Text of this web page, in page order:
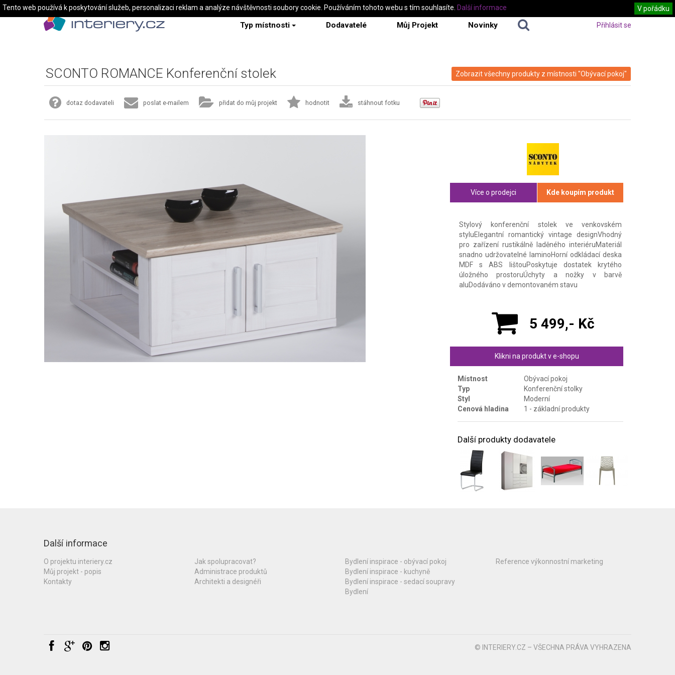
Typ místnosti Dodavatelé Můj Projekt Novinky Přihlásit se
Zobrazit všechny produkty z místnosti "Obývací pokoj"
SCONTO ROMANCE Konferenční stolek
dotaz dodavateli poslat e-mailem přidat do můj projekt hodnotit stáhnout fotku
Více o prodejci Kde koupím produkt
Stylový konferenční stolek ve venkovském
styluElegantní romantický vintage designVhodný
pro zařízení rustikálně laděného interiéruMateriál
snadno udržovatelné laminoHorní odkládací deska
MDF s ABS lištouPoskytuje dostatek krytého
úložného prostoruÚchyty a nožky v barvě
aluDodáváno v demontovaném stavu
5 499,- Kč
Klikni na produkt v e-shopu
Místnost
Obývací pokoj
Typ
Konferenční stolky
Styl
Moderní
Cenová hladina
1 - základní produkty
Další produkty dodavatele
Další informace
O projektu interiery.cz
Můj projekt - popis
Kontakty
Jak spolupracovat?
Administrace produktů
Architekti a designéři
Bydlení inspirace - obývací pokoj
Bydlení inspirace - kuchyně
Bydlení inspirace - sedací soupravy
Bydlení
Reference výkonnostní marketing
© INTERIERY.CZ – VŠECHNA PRÁVA VYHRAZENA
Tento web používá k poskytování služeb, personalizaci reklam a analýze návštěvnosti soubory cookie. Používáním tohoto webu s tím souhlasíte. V pořádku
Další informace